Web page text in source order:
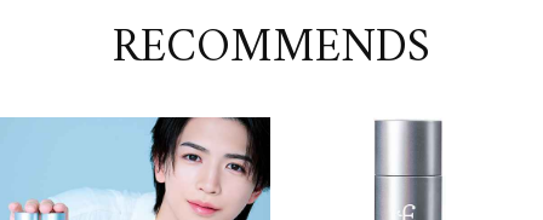
RECOMMENDS